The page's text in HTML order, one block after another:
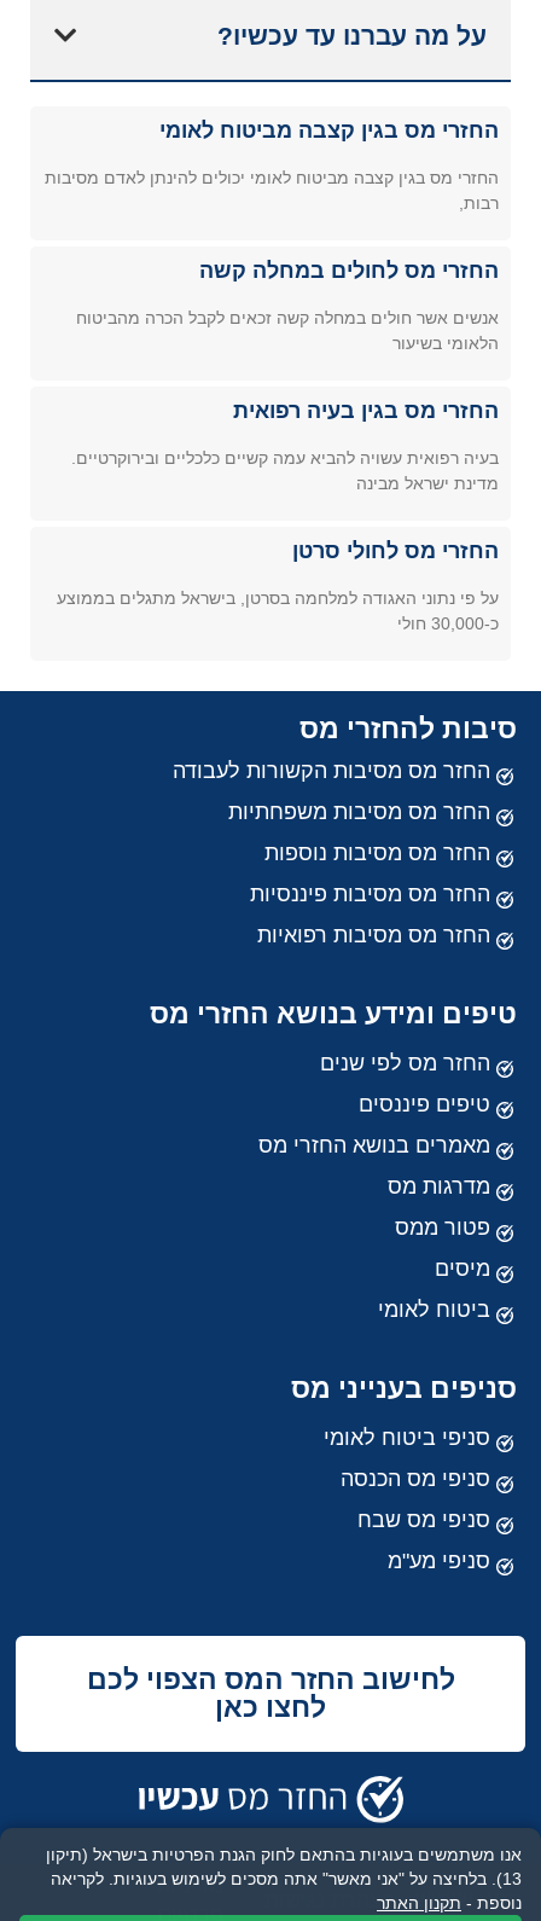
על מה עברנו עד עכשיו?
החזרי מס בגין קצבה מביטוח לאומי
החזרי מס בגין קצבה מביטוח לאומי יכולים להינתן לאדם מסיבות
רבות,
החזרי מס לחולים במחלה קשה
אנשים אשר חולים במחלה קשה זכאים לקבל הכרה מהביטוח
הלאומי בשיעור
החזרי מס בגין בעיה רפואית
בעיה רפואית עשויה להביא עמה קשיים כלכליים ובירוקרטיים.
מדינת ישראל מבינה
החזרי מס לחולי סרטן
על פי נתוני האגודה למלחמה בסרטן, בישראל מתגלים בממוצע
כ-30,000 חולי
סיבות להחזרי מס
החזר מס מסיבות הקשורות לעבודה
החזר מס מסיבות משפחתיות
החזר מס מסיבות נוספות
החזר מס מסיבות פיננסיות
החזר מס מסיבות רפואיות
טיפים ומידע בנושא החזרי מס
החזר מס לפי שנים
טיפים פיננסים
מאמרים בנושא החזרי מס
מדרגות מס
פטור ממס
מיסים
ביטוח לאומי
סניפים בענייני מס
סניפי ביטוח לאומי
סניפי מס הכנסה
סניפי מס שבח
סניפי מע"מ
לחישוב החזר המס הצפוי לכם
לחצו כאן
תנאי שימוש הצהרת נגישות
מדיניות
פרטיות
אנו משתמשים בעוגיות בהתאם לחוק הגנת הפרטיות בישראל (תיקון
13). בלחיצה על "אני מאשר" אתה מסכים לשימוש בעוגיות.
לקריאה
נוספת - תקנון האתר